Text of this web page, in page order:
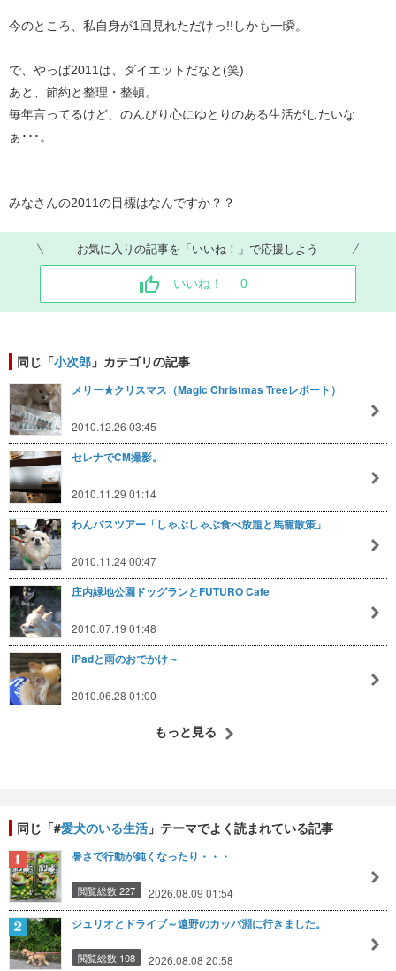
今のところ、私自身が1回見れただけっ!!しかも一瞬。
で、やっぱ2011は、ダイエットだなと(笑)
あと、節約と整理・整頓。
毎年言ってるけど、のんびり心にゆとりのある生活がしたいな
ぁ･･･。
みなさんの2011の目標はなんですか？？
お気に入りの記事を「いいね！」で応援しよう
いいね！ 0
同じ「小次郎 」カテゴリの記事
メリー★クリスマス（Magic Christmas Treeレポート）
2010.12.26 03:45
セレナでCM撮影。
2010.11.29 01:14
わんバスツアー「しゃぶしゃぶ食べ放題と馬籠散策」
2010.11.24 00:47
庄内緑地公園ドッグランとFUTURO Cafe
2010.07.19 01:48
iPadと雨のおでかけ～
2010.06.28 01:00
もっと見る
同じ「#愛犬のいる生活 」テーマでよく読まれている記事
暑さで行動が鈍くなったり・・・
閲覧総数 227 2026.08.09 01:54
ジュリオとドライブ～遠野のカッパ淵に行きました。
閲覧総数 108 2026.08.08 20:58